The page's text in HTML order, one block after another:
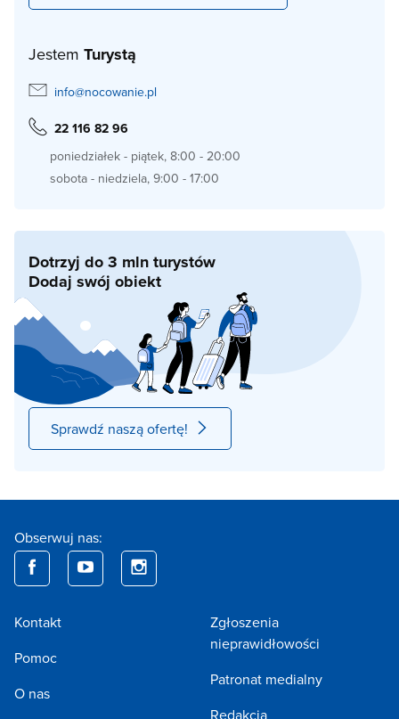
Jestem Turystą
info@nocowanie.pl
22 116 82 96
poniedziałek - piątek, 8:00 - 20:00
sobota - niedziela, 9:00 - 17:00
Dotrzyj do 3 mln turystów
Dodaj swój obiekt
Sprawdź naszą ofertę!
Obserwuj nas:
Kontakt
Pomoc
O nas
Zgłoszenia
nieprawidłowości
Patronat medialny
Redakcja